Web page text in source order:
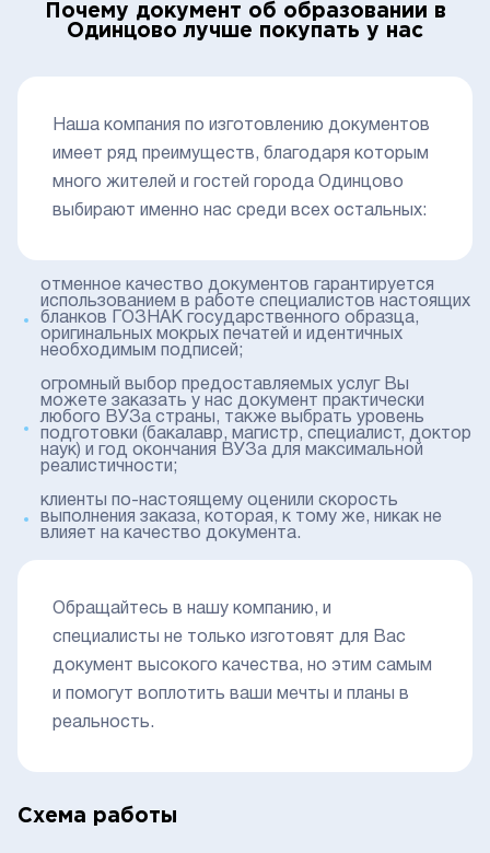
Почему документ об образовании в
Одинцово лучше покупать у нас
Наша компания по изготовлению документов
имеет ряд преимуществ, благодаря которым
много жителей и гостей города Одинцово
выбирают именно нас среди всех остальных:
отменное качество документов гарантируется
использованием в работе специалистов настоящих
бланков ГОЗНАК государственного образца,
оригинальных мокрых печатей и идентичных
необходимым подписей;
огромный выбор предоставляемых услуг Вы
можете заказать у нас документ практически
любого ВУЗа страны, также выбрать уровень
подготовки (бакалавр, магистр, специалист, доктор
наук) и год окончания ВУЗа для максимальной
реалистичности;
клиенты по-настоящему оценили скорость
выполнения заказа, которая, к тому же, никак не
влияет на качество документа.
Обращайтесь в нашу компанию, и
специалисты не только изготовят для Вас
документ высокого качества, но этим самым
и помогут воплотить ваши мечты и планы в
реальность.
Схема работы